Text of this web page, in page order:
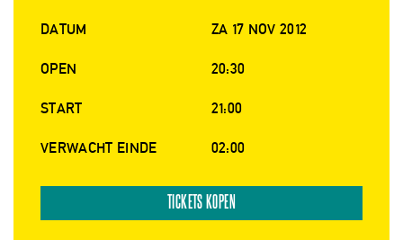
DATUM ZA 17 NOV 2012
OPEN 20:30
START 21:00
VERWACHT EINDE 02:00
TICKETS KOPEN